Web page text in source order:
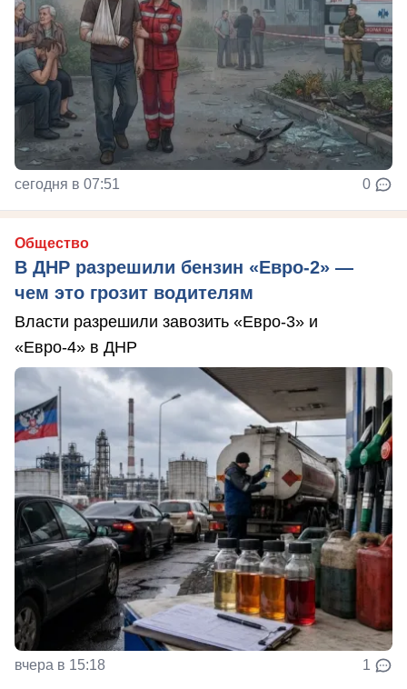
сегодня в 07:51 0
Общество
В ДНР разрешили бензин «Евро-2» —
чем это грозит водителям
Власти разрешили завозить «Евро-3» и
«Евро-4» в ДНР
вчера в 15:18 1